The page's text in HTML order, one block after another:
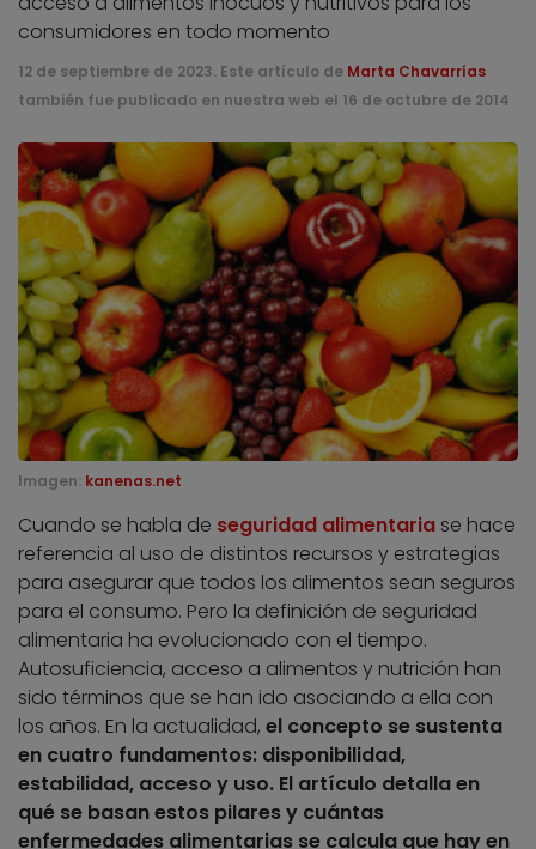
consumidores en todo momento
12 de septiembre de 2023. Este artículo de Marta Chavarrías
también fue publicado en nuestra web el 16 de octubre de 2014
Imagen: kanenas.net
Cuando se habla de seguridad alimentaria se hace
referencia al uso de distintos recursos y estrategias
para asegurar que todos los alimentos sean seguros
para el consumo. Pero la definición de seguridad
alimentaria ha evolucionado con el tiempo.
Autosuficiencia, acceso a alimentos y nutrición han
sido términos que se han ido asociando a ella con
los años. En la actualidad, el concepto se sustenta
en cuatro fundamentos: disponibilidad,
estabilidad, acceso y uso. El artículo detalla en
qué se basan estos pilares y cuántas
enfermedades alimentarias se calcula que hay en